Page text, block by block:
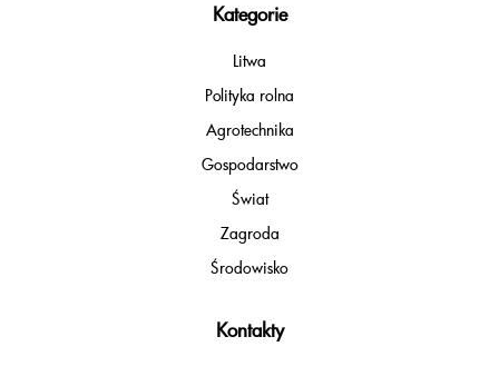
Kategorie
Litwa
Polityka rolna
Agrotechnika
Gospodarstwo
Świat
Zagroda
Środowisko
Kontakty